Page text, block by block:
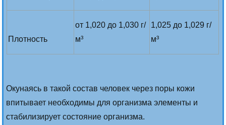
Плотность
от 1,020 до 1,030 г/
м³
1,025 до 1,029 г/
м³
Окунаясь в такой состав человек через поры кожи
впитывает необходимы для организма элементы и
стабилизирует состояние организма.